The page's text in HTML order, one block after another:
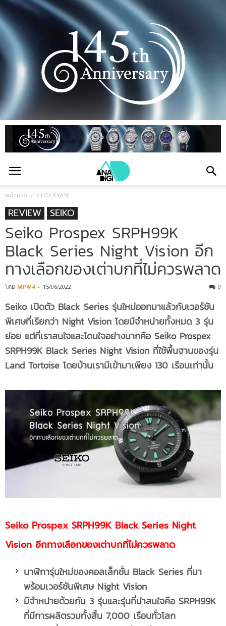
หน้าแรก CLOCKWISE
REVIEW SEIKO
Seiko Prospex SRPH99K
Black Series Night Vision อีก
ทางเลือกของเต่าบกที่ไม่ควรพลาด
โดย MP4/4 - 15/06/2022 0
Seiko เปิดตัว Black Series รุ่นใหม่ออกมาแล้วกับเวอร์ชัน
พิเศษที่เรียกว่า Night Vision โดยมีจำหน่ายทั้งหมด 3 รุ่น
ย่อย แต่ที่เราสนใจและโดนใจอย่างมากคือ Seiko Prospex
SRPH99K Black Series Night Vision ที่ใช้พื้นฐานของรุ่น
Land Tortoise โดยบ้านเรามีเข้ามาเพียง 130 เรือนเท่านั้น
Seiko Prospex SRPH99K Black Series Night
Vision อีกทางเลือกของเต่าบกที่ไม่ควรพลาด
นาฬิการุ่นใหม่ของคอลเล็กชั่น Black Series ที่มา
พร้อมเวอร์ชันพิเศษ Night Vision
มีจำหน่ายด้วยกัน 3 รุ่นและรุ่นที่น่าสนใจคือ SRPH99K
ที่มีการผลิตรวมทั้งสิ้น 7,000 เรือนทั่วโลก